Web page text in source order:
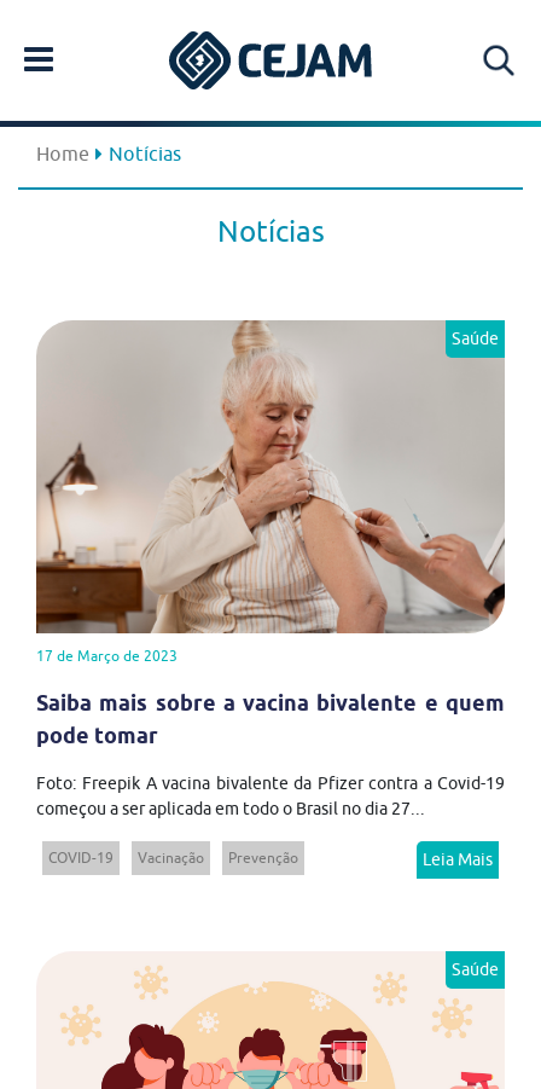
Home Notícias
Notícias
Saúde
17 de Março de 2023
Saiba mais sobre a vacina bivalente e quem
pode tomar
Foto: Freepik A vacina bivalente da Pfizer contra a Covid-19
começou a ser aplicada em todo o Brasil no dia 27...
COVID-19 Vacinação Prevenção Leia Mais
Saúde